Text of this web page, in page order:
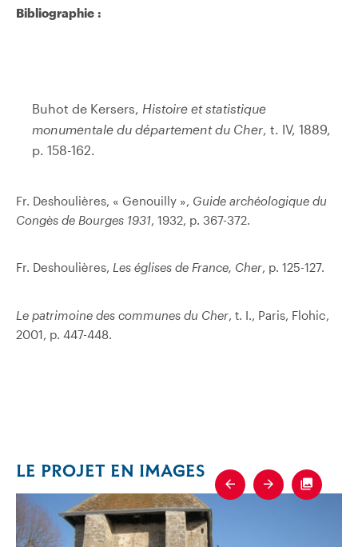
Bibliographie :
Buhot de Kersers, Histoire et statistique
monumentale du département du Cher , t. IV, 1889,
p. 158-162.
Fr. Deshoulières, « Genouilly », Guide archéologique du
Congès de Bourges 1931, 1932, p. 367-372.
Fr. Deshoulières, Les églises de France, Cher, p. 125-127.
Le patrimoine des communes du Cher, t. I., Paris, Flohic,
2001, p. 447-448.
LE PROJET EN IMAGES
Previous
Next